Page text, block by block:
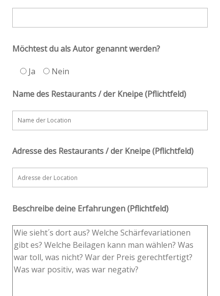
Möchtest du als Autor genannt werden?
Ja Nein
Name des Restaurants / der Kneipe (Pflichtfeld)
Adresse des Restaurants / der Kneipe (Pflichtfeld)
Beschreibe deine Erfahrungen (Pflichtfeld)